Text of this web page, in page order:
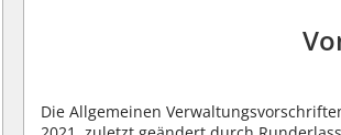
Die Allgemeinen